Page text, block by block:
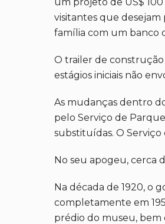
visitantes que desejam
família com um banco
O trailer de construção
estágios iniciais não
As mudanças dentro
pelo Serviço de
substituídas. O
No seu apogeu, cerca
Na década de 1920, o
completamente em
prédio do museu, bem